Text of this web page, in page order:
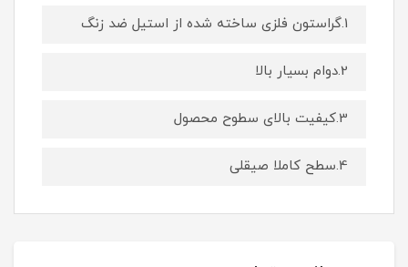
1.گراستون فلزی ساخته شده از استیل ضد زنگ
2.دوام بسیار بالا
3.کیفیت بالای سطوح محصول
4.سطح کاملا صیقلی